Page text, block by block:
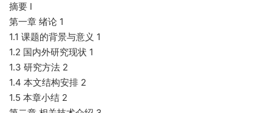
摘要 I
第一章 绪论 1
1.1 课题的背景与意义 1
1.2 国内外研究现状 1
1.3 研究方法 2
1.4 本文结构安排 2
1.5 本章小结 2